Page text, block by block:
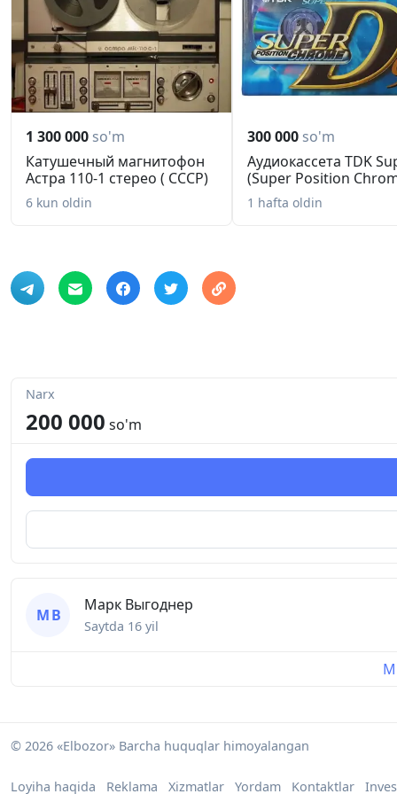
Максимальный воздушный поток
31 CFM
Минимальный уровень шума
23 дБ
Максимальный уровень шума
23 дБ
Тип подшипника
скольжения
Помпа
Тип подшипника помпы
гидродинамический
4-pin PWM
Регулятор оборотов
PWM
45 мм
88 мм
243 г
1 300 000 so'm
Катушечный магнитофон
Астра 110-1 стерео ( СССР)
6 kun oldin
300 000 so'm
Аудиокассета TDK
(Super Position
1 hafta oldin
Narx
200 000 so'm
М В
Марк Выгоднер
Saytda 16 yil
© 2026 «Elbozor» Barcha huquqlar himoyalangan
Loyiha haqida Reklama Xizmatlar Yordam Kontaktlar